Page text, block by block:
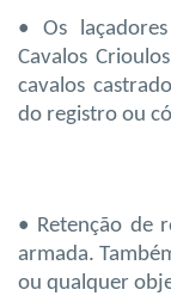
• Os
Cavalos
cavalos
do registro ou
• Retenção de
armada.
ou qualquer